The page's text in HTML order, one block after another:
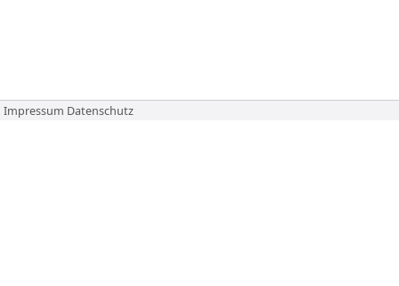
Impressum Datenschutz